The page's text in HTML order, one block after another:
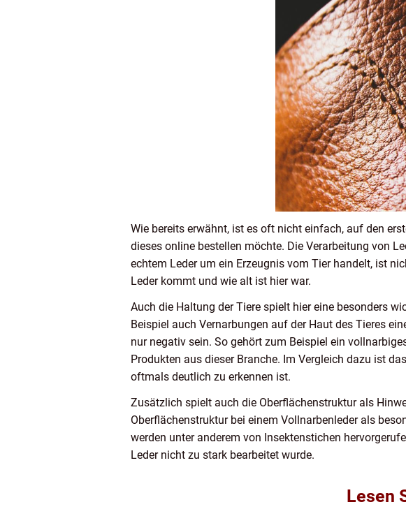
Wie bereits erwähnt, ist es oft nicht einfach, auf den
dieses online bestellen möchte. Die Verarbeitung von
echtem Leder um ein Erzeugnis vom Tier handelt, ist
Leder kommt und wie alt ist hier war.
Auch die Haltung der Tiere spielt hier eine besonders
Beispiel auch Vernarbungen auf der Haut des Tieres
nur negativ sein. So gehört zum Beispiel ein
Produkten aus dieser Branche. Im Vergleich dazu ist
oftmals deutlich zu erkennen ist.
Zusätzlich spielt auch die Oberflächenstruktur als
Oberflächenstruktur bei einem Vollnarbenleder als
werden unter anderem von Insektenstichen
Leder nicht zu stark bearbeitet wurde.
Lesen